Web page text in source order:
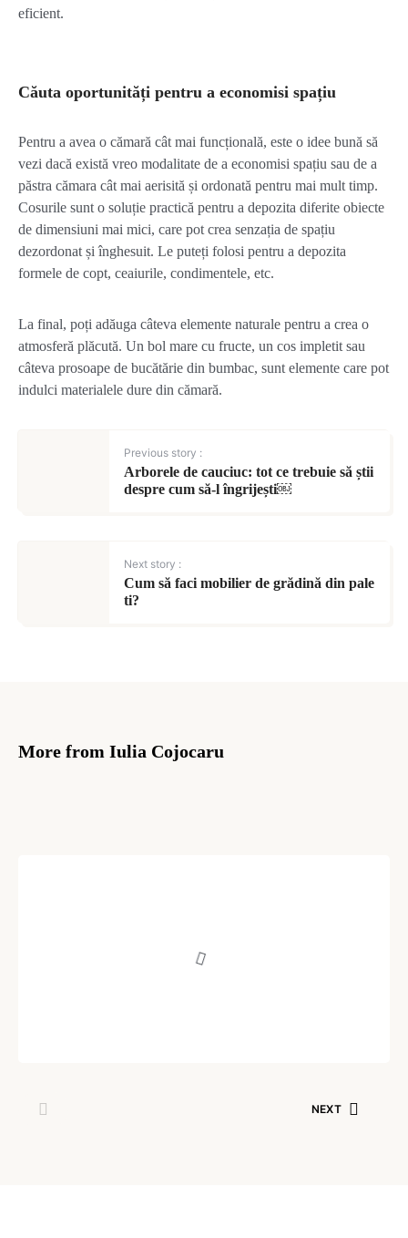
eficient.
Căuta oportunități pentru a economisi spațiu
Pentru a avea o cămară cât mai funcțională, este o idee bună să
vezi dacă există vreo modalitate de a economisi spațiu sau de a
păstra cămara cât mai aerisită și ordonată pentru mai mult timp.
Cosurile sunt o soluție practică pentru a depozita diferite obiecte
de dimensiuni mai mici, care pot crea senzația de spațiu
dezordonat și înghesuit. Le puteți folosi pentru a depozita
formele de copt, ceaiurile, condimentele, etc.
La final, poți adăuga câteva elemente naturale pentru a crea o
atmosferă plăcută. Un bol mare cu fructe, un cos impletit sau
câteva prosoape de bucătărie din bumbac, sunt elemente care pot
indulci materialele dure din cămară.
Previous story :
Arborele de cauciuc: tot ce trebuie să știi
despre cum să-l îngrijești￼
Next story :
Cum să faci mobilier de grădină din pale
ti?
More from Iulia Cojocaru
NEXT